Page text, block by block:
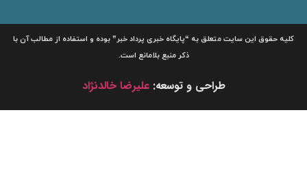
کلیه حقوق این سایت متعلق به“پایگاه خبریپرداد خبر”بوده و استفاده از مطالب آن با
ذکر منبع بلامانع است.
طراحی و توسعه:علیرضا خالدنژاد